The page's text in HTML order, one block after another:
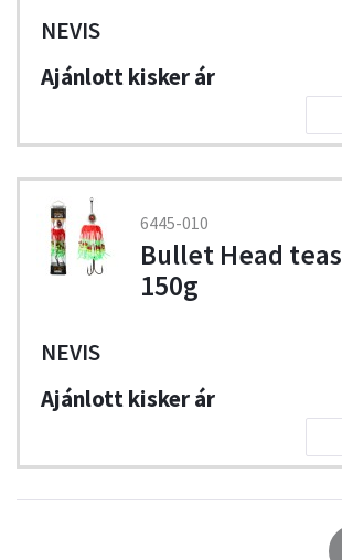
NEVIS
6445-010
Bullet Head
150g
NEVIS